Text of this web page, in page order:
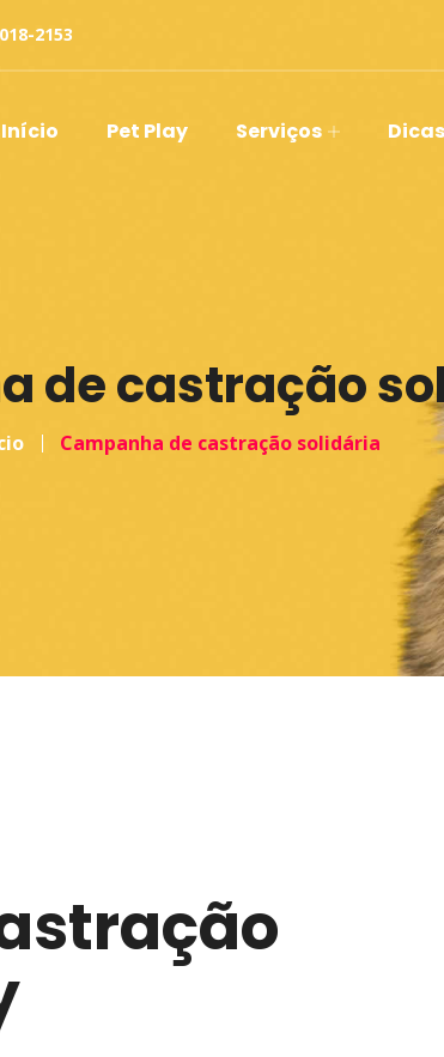
2153
Início Pet Play Serviços
de castração
Campanha de castração solidária